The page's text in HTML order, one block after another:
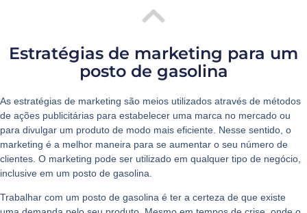
Estratégias de marketing para um
posto de gasolina
As estratégias de marketing são meios utilizados através de métodos
de ações publicitárias para estabelecer uma marca no mercado ou
para divulgar um produto de modo mais eficiente. Nesse sentido, o
marketing é a melhor maneira para se aumentar o seu número de
clientes. O marketing pode ser utilizado em qualquer tipo de negócio,
inclusive em um posto de gasolina.
Trabalhar com um posto de gasolina é ter a certeza de que existe